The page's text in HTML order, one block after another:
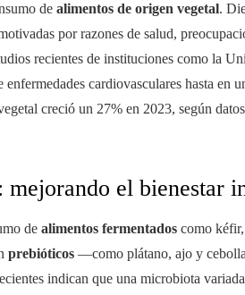
de alimentos de origen vegetal.
por razones de salud,
recientes de instituciones como la
cardiovasculares hasta en
creció un 27% en 2023, según
el bienestar
de alimentos fermentados como
prebióticos —como plátano, ajo y
indican que una microbiota